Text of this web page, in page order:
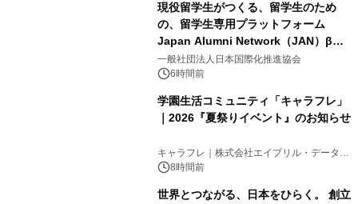
現役留学生がつくる、留学生のため
の、留学生専用プラットフォーム
Japan Alumni Network（JAN）β版
をリリース
一般社団法人日本国際化推進協会
6時間前
学園生活コミュニティ「キャラフレ」
｜2026『夏祭りイベント』のお知らせ
キャラフレ｜株式会社エイプリル・データ・
デザインズ
8時間前
世界とつながる、日本をひらく。 創立